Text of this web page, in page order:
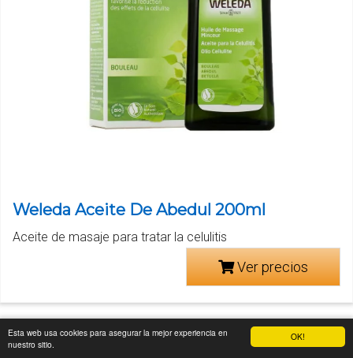
OK!
Esta web usa cookies para asegurar la mejor experiencia en
nuestro sitio.
Weleda Aceite De Abedul 200ml
Aceite de masaje para tratar la celulitis
Ver precios